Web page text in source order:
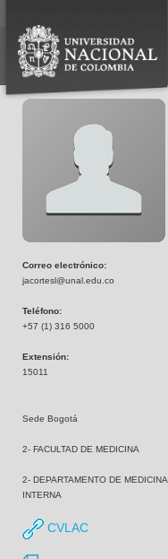
Correo electrónico:
jacortesl@unal.edu.co
Teléfono:
+57 (1) 316 5000
Extensión:
15011
Sede Bogotá
2- FACULTAD DE MEDICINA
2- DEPARTAMENTO DE MEDICINA
INTERNA
CVLAC